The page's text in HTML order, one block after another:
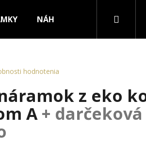
NÁHRDELNÍKY PRSTENE
Hľadať
hodnotenia
z eko
A+